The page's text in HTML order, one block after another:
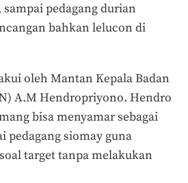
pedagang durian
bahkan lelucon di
oleh Mantan Kepala Badan
A.M Hendropriyono. Hendro
bisa menyamar sebagai
pedagang siomay guna
target tanpa melakukan